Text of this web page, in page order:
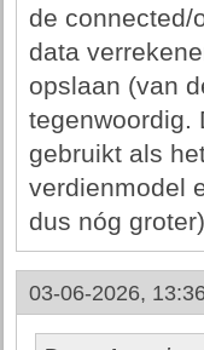
de connected/
data
opslaan (van
tegenwoordig.
gebruikt als
verdienmodel
dus nóg
03-06-2026,